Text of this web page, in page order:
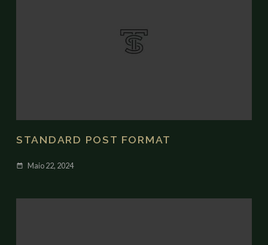
STANDARD POST FORMAT
date_range Maio 22, 2024